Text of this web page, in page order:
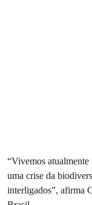
“Vivemos
uma crise da
interligados”, afirma